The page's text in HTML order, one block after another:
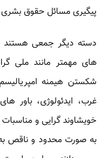
پیگیری مسائل حقوق بشری
دسته دیگر جمعی
های مهمتر مانند ملی
شکستن هیمنه
غرب، ایدئولوژی، باور
خویشاوند گرایی و مناسبات
به صورت محدود و ناقص